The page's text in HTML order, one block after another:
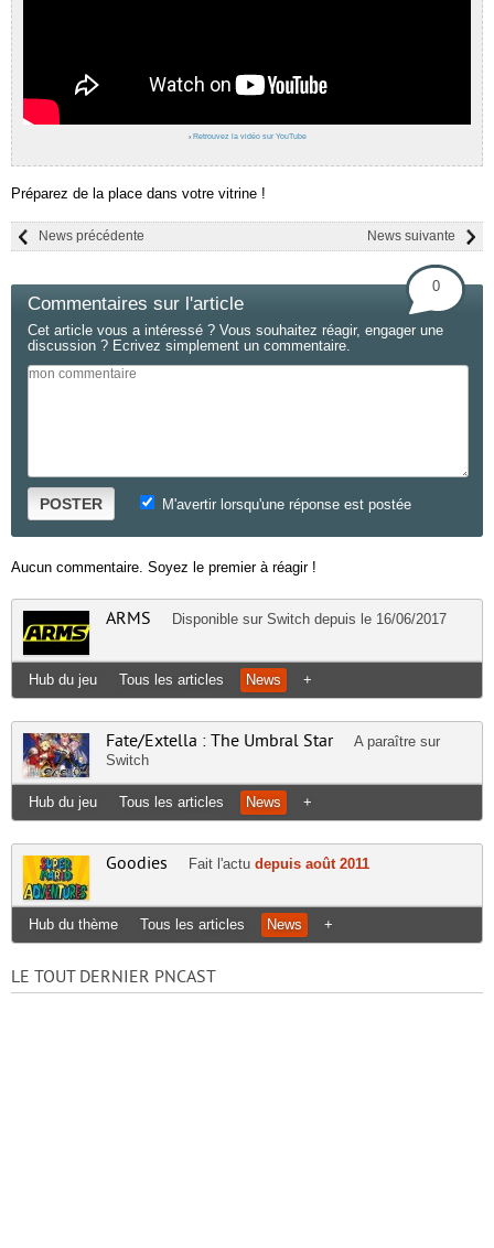
› Retrouvez la vidéo sur YouTube
Préparez de la place dans votre vitrine !
News suivante
News précédente
Commentaires sur l'article
0
Cet article vous a intéressé ? Vous souhaitez réagir, engager une
discussion ? Ecrivez simplement un commentaire.
POSTER M'avertir lorsqu'une réponse est postée
Aucun commentaire. Soyez le premier à réagir !
ARMS Disponible sur Switch depuis le 16/06/2017
Hub du jeu Tous les articles News +
Fate/Extella : The Umbral Star
A paraître sur
Switch
Hub du jeu Tous les articles News +
Goodies Fait l'actu depuis août 2011
Hub du thème Tous les articles News +
LE TOUT DERNIER PNCAST